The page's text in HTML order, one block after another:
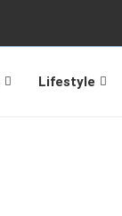
Lifestyle